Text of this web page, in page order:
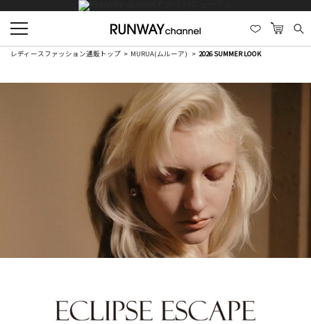
レディースファッション通販トップ MURUA(ムルーア) 2026 SUMMER LOOK